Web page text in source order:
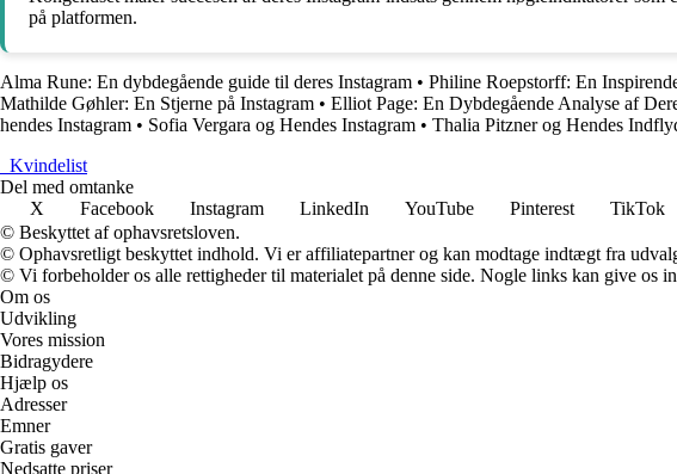
på platformen.
Alma Rune: En dybdegående guide til deres Instagram • Philine Roepstorff: En
Mathilde Gøhler: En Stjerne på Instagram • Elliot Page: En Dybdegående Analyse af
hendes Instagram • Sofia Vergara og Hendes Instagram • Thalia Pitzner og Hendes
Kvindelist
Del med omtanke
X
Facebook Instagram LinkedIn YouTube Pinterest TikTok
© Beskyttet af ophavsretsloven.
© Ophavsretligt beskyttet indhold. Vi er affiliatepartner og kan modtage indtægt fra
© Vi forbeholder os alle rettigheder til materialet på denne side. Nogle links kan give
Om os
Udvikling
Vores mission
Bidragydere
Hjælp os
Adresser
Emner
Gratis gaver
Nedsatte priser